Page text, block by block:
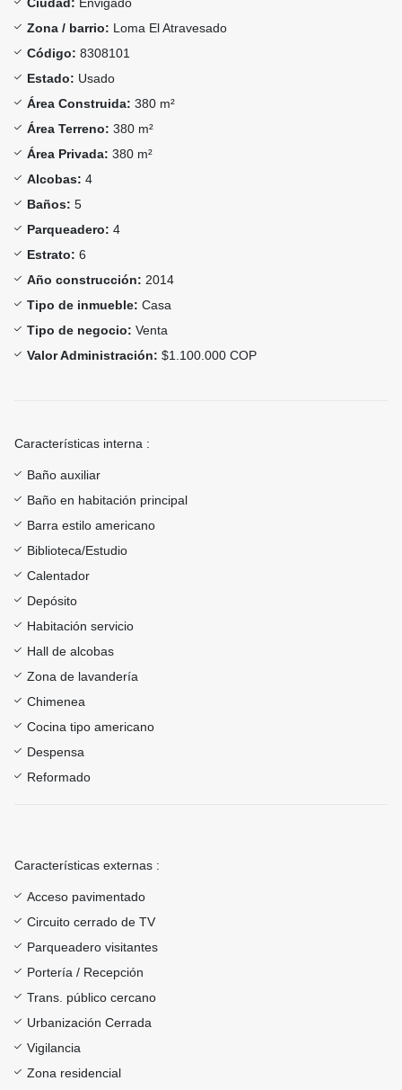
Zona / barrio: Loma El Atravesado
Código: 8308101
Estado: Usado
Área Construida: 380 m²
Área Terreno: 380 m²
Área Privada: 380 m²
Alcobas: 4
Baños: 5
Parqueadero: 4
Estrato: 6
Año construcción: 2014
Tipo de inmueble: Casa
Tipo de negocio: Venta
Valor Administración: $1.100.000 COP
Características interna :
Baño auxiliar
Baño en habitación principal
Barra estilo americano
Biblioteca/Estudio
Calentador
Depósito
Habitación servicio
Hall de alcobas
Zona de lavandería
Chimenea
Cocina tipo americano
Despensa
Reformado
Características externas :
Acceso pavimentado
Circuito cerrado de TV
Parqueadero visitantes
Portería / Recepción
Trans. público cercano
Urbanización Cerrada
Vigilancia
Zona residencial